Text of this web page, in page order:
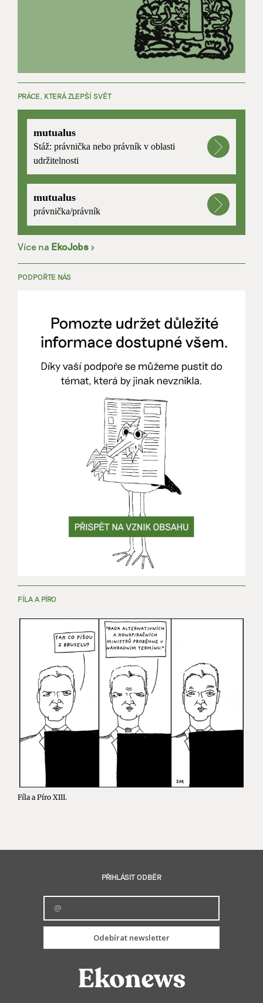
PRÁCE, KTERÁ ZLEPŠÍ SVĚT
mutualus
Stáž: právnička nebo právník v oblasti
udržitelnosti
mutualus
právnička/právník
Více na EkoJobs >
PODPOŘTE NÁS
FÍLA A PÍRO
Fíla a Píro XIII.
PŘIHLÁSIT ODBĚR
Odebírat newsletter